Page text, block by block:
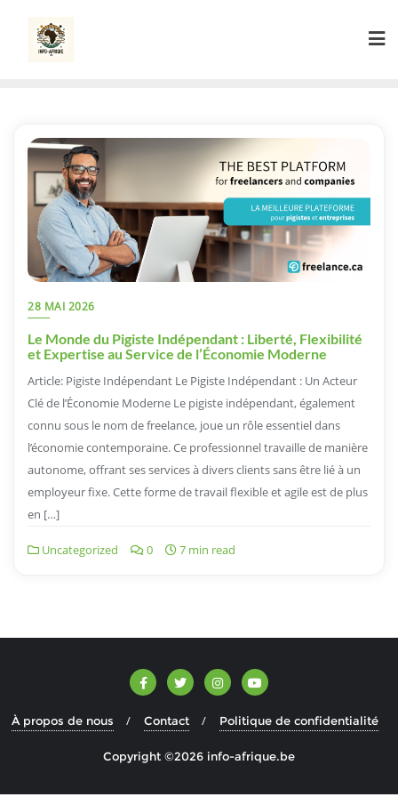
content
28 MAI 2026
Le Monde du Pigiste Indépendant : Liberté, Flexibilité
et Expertise au Service de l’Économie Moderne
Article: Pigiste Indépendant Le Pigiste Indépendant : Un Acteur
Clé de l’Économie Moderne Le pigiste indépendant, également
connu sous le nom de freelance, joue un rôle essentiel dans
l’économie contemporaine. Ce professionnel travaille de manière
autonome, offrant ses services à divers clients sans être lié à un
employeur fixe. Cette forme de travail flexible et agile est de plus
en […]
Uncategorized 0 7 min read
À propos de nous Contact Politique de confidentialité
Copyright ©2026 info-afrique.be